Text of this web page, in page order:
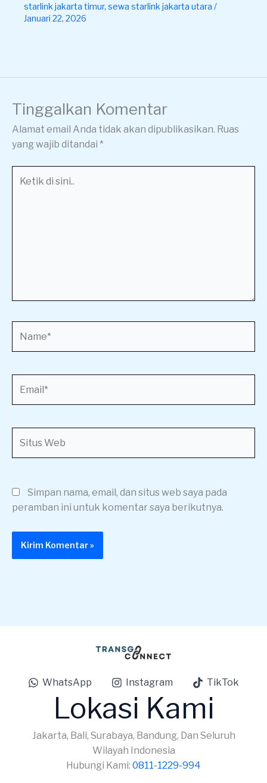
starlink jakarta timur, sewa starlink jakarta utara /
Januari 22, 2026
Tinggalkan Komentar
Alamat email Anda tidak akan dipublikasikan. Ruas
yang wajib ditandai *
Web
Simpan nama, email, dan situs web saya pada
peramban ini untuk komentar saya berikutnya.
WhatsApp Instagram TikTok
Lokasi Kami
Jakarta, Bali, Surabaya, Bandung, Dan Seluruh
Wilayah Indonesia
Hubungi Kami: 0811-1229-994